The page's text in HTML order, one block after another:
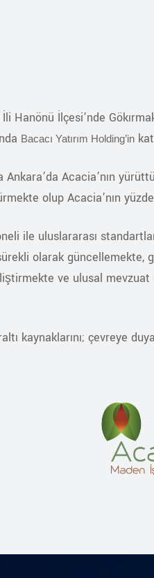
Hanönü İlçesi’nde
Bacacı Yatırım Holding’in
Ankara’da Acacia’nın
olup Acacia’nın yüzde
ile uluslararası
olarak
ve ulusal
kaynaklarını; çevreye